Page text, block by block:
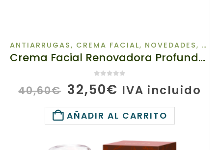
ANTIARRUGAS, CREMA FACIAL, NOVEDADES,
Crema Facial Renovadora Profunda de Ginseng y Orquídea, TianDe10117, Peso: 50 g, Contra los signos del tiempo y el estrés
40,60€ El
precio
original
era:
40,60€.
32,50€ El
actual
es:
32,50€.
IVA incluido
AÑADIR AL CARRITO